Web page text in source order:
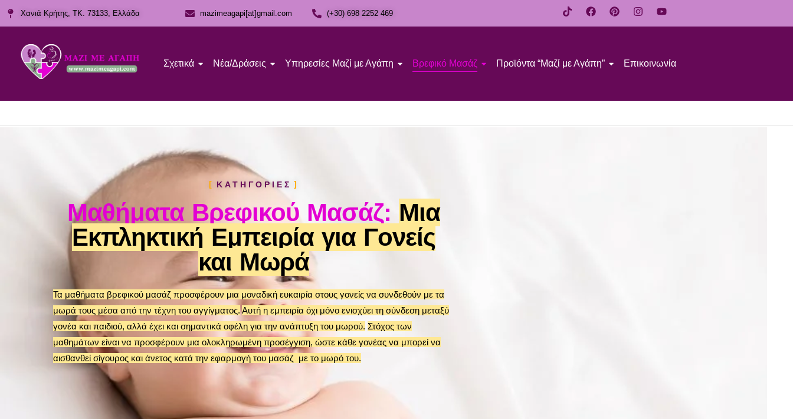
Χανιά Κρήτης, ΤΚ. 73133, Ελλάδα mazimeagapi[at]gmail.com (+30) 698 2252 469
Σχετικά Νέα/Δράσεις Υπηρεσίες Μαζί με Αγάπη Βρεφικό Μασάζ Προϊόντα “Μαζί με Αγάπη” Επικοινωνία
ΚΑΤΗΓΟΡΙΕΣ
Μαθήματα Βρεφικού Μασάζ: Μια
Εκπληκτική Εμπειρία για Γονείς
και Μωρά
Τα μαθήματα βρεφικού μασάζ προσφέρουν μια μοναδική ευκαιρία στους γονείς να συνδεθούν με τα
μωρά τους μέσα από την τέχνη του αγγίγματος. Αυτή η εμπειρία όχι μόνο ενισχύει τη σύνδεση μεταξύ
γονέα και παιδιού, αλλά έχει και σημαντικά οφέλη για την ανάπτυξη του μωρού. Στόχος των
μαθημάτων είναι να προσφέρουν μια ολοκληρωμένη προσέγγιση, ώστε κάθε γονέας να μπορεί να
αισθανθεί σίγουρος και άνετος κατά την εφαρμογή του μασάζ με το μωρό του.